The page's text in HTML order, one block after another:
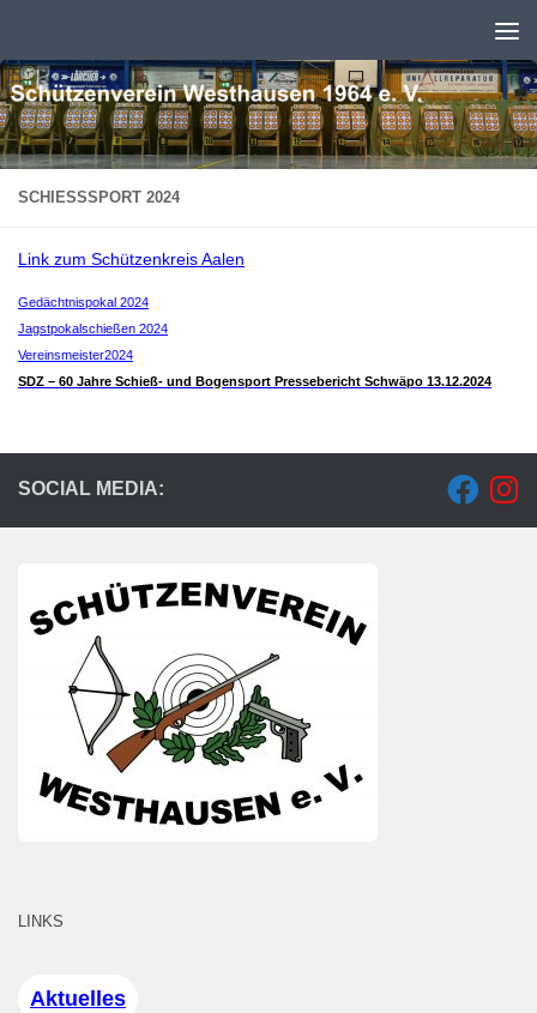
SCHIESSSPORT 2024
Link zum Schützenkreis Aalen
Gedächtnispokal 2024
Jagstpokalschießen 2024
Vereinsmeister2024
SDZ – 60 Jahre Schieß- und Bogensport Pressebericht Schwäpo 13.12.2024
SOCIAL MEDIA:
LINKS
Aktuelles